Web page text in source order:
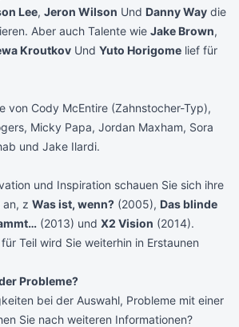
Lee, Jeron Wilson Und Danny Way die
Aber auch Talente wie Jake Brown,
Kroutkov Und Yuto Horigome lief für
von Cody McEntire (Zahnstocher-Typ),
Micky Papa, Jordan Maxham, Sora
und Jake Ilardi.
und Inspiration schauen Sie sich ihre
an, z Was ist, wenn? (2005), Das blinde
(2013) und X2 Vision (2014).
Teil wird Sie weiterhin in Erstaunen
Probleme?
bei der Auswahl, Probleme mit einer
Sie nach weiteren Informationen?